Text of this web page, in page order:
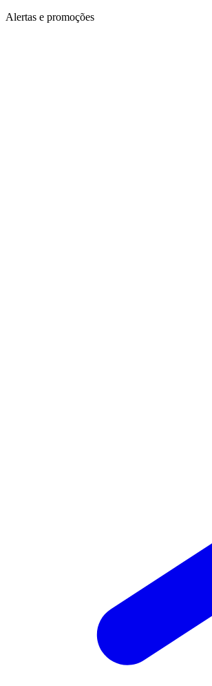
Alertas e promoções